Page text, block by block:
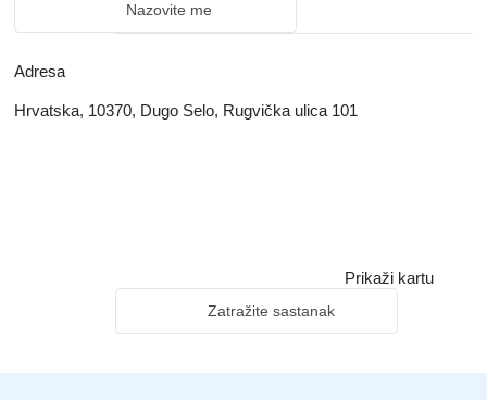
Nazovite me
Adresa
Hrvatska, 10370, Dugo Selo, Rugvička ulica 101
Prikaži kartu
Zatražite sastanak